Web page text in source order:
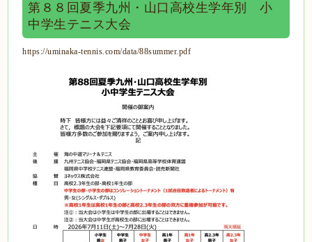
第８８回夏季九州・山口高校生学年別 小
中学生テニス大会
https://uminaka-tennis.com/data/88summer.pdf